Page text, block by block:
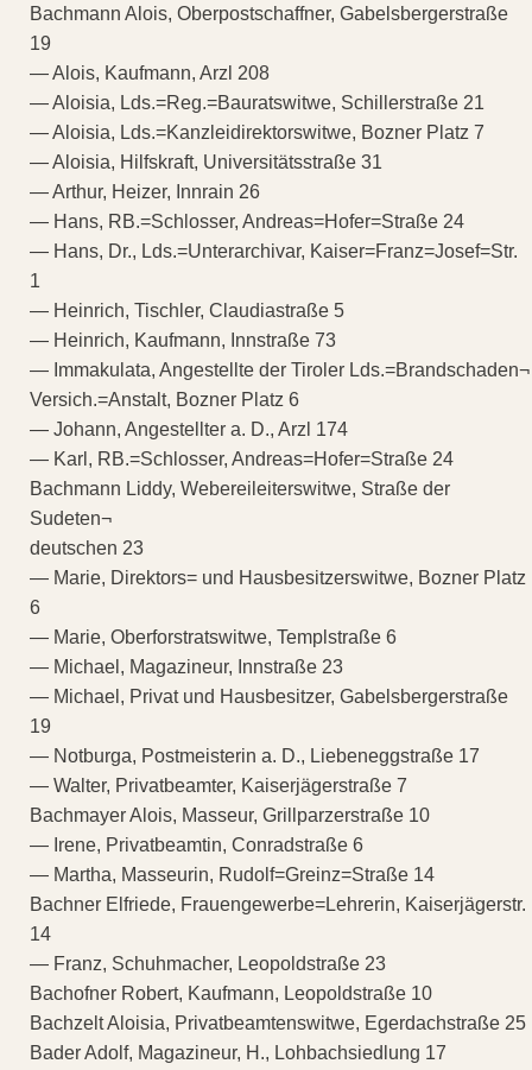
Bachmann Alois, Oberpostschaffner, Gabelsbergerstraße
19
— Alois, Kaufmann, Arzl 208
— Aloisia, Lds.=Reg.=Bauratswitwe, Schillerstraße 21
— Aloisia, Lds.=Kanzleidirektorswitwe, Bozner Platz 7
— Aloisia, Hilfskraft, Universitätsstraße 31
— Arthur, Heizer, Innrain 26
— Hans, RB.=Schlosser, Andreas=Hofer=Straße 24
— Hans, Dr., Lds.=Unterarchivar, Kaiser=Franz=Josef=Str.
1
— Heinrich, Tischler, Claudiastraße 5
— Heinrich, Kaufmann, Innstraße 73
— Immakulata, Angestellte der Tiroler Lds.=Brandschaden¬
Versich.=Anstalt, Bozner Platz 6
— Johann, Angestellter a. D., Arzl 174
— Karl, RB.=Schlosser, Andreas=Hofer=Straße 24
Bachmann Liddy, Webereileiterswitwe, Straße der
Sudeten¬
deutschen 23
— Marie, Direktors= und Hausbesitzerswitwe, Bozner Platz
6
— Marie, Oberforstratswitwe, Templstraße 6
— Michael, Magazineur, Innstraße 23
— Michael, Privat und Hausbesitzer, Gabelsbergerstraße
19
— Notburga, Postmeisterin a. D., Liebeneggstraße 17
— Walter, Privatbeamter, Kaiserjägerstraße 7
Bachmayer Alois, Masseur, Grillparzerstraße 10
— Irene, Privatbeamtin, Conradstraße 6
— Martha, Masseurin, Rudolf=Greinz=Straße 14
Bachner Elfriede, Frauengewerbe=Lehrerin, Kaiserjägerstr.
14
— Franz, Schuhmacher, Leopoldstraße 23
Bachofner Robert, Kaufmann, Leopoldstraße 10
Bachzelt Aloisia, Privatbeamtenswitwe, Egerdachstraße 25
Bader Adolf, Magazineur, H., Lohbachsiedlung 17